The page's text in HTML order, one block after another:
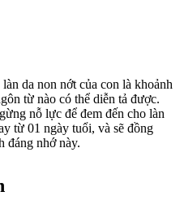
da non nớt của con là khoảnh
từ nào có thể diễn tả được.
nỗ lực để đem đến cho làn
từ 01 ngày tuổi, và sẽ đồng
đáng nhớ này.